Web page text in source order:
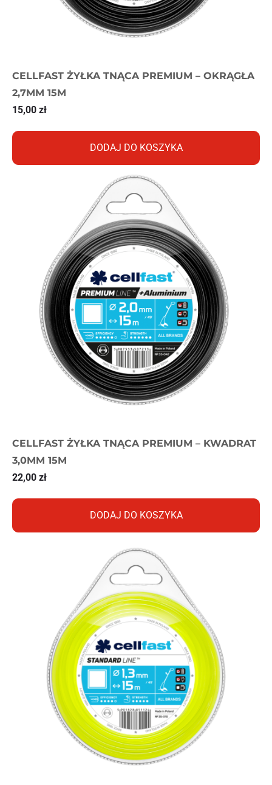
CELLFAST ŻYŁKA TNĄCA PREMIUM – OKRĄGŁA
2,7MM 15M
15,00 zł
DODAJ DO KOSZYKA
CELLFAST ŻYŁKA TNĄCA PREMIUM – KWADRAT
3,0MM 15M
22,00 zł
DODAJ DO KOSZYKA